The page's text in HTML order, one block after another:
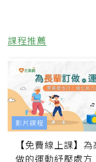
課程推薦
【免費線上課】
做的運動紓壓處方
影片課程